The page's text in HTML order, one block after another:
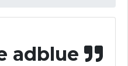
adblue